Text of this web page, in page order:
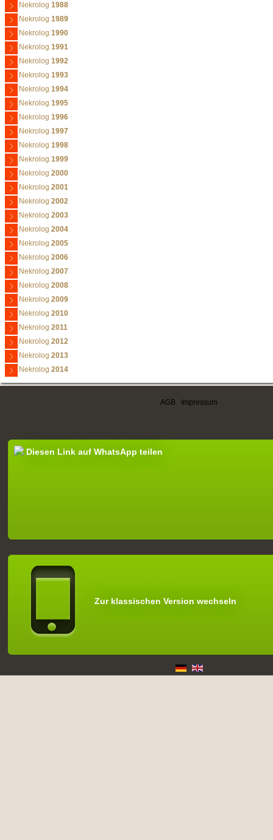
Nekrolog 1988
Nekrolog 1989
Nekrolog 1990
Nekrolog 1991
Nekrolog 1992
Nekrolog 1993
Nekrolog 1994
Nekrolog 1995
Nekrolog 1996
Nekrolog 1997
Nekrolog 1998
Nekrolog 1999
Nekrolog 2000
Nekrolog 2001
Nekrolog 2002
Nekrolog 2003
Nekrolog 2004
Nekrolog 2005
Nekrolog 2006
Nekrolog 2007
Nekrolog 2008
Nekrolog 2009
Nekrolog 2010
Nekrolog 2011
Nekrolog 2012
Nekrolog 2013
Nekrolog 2014
AGB Impressum
Diesen Link auf WhatsApp teilen
Zur klassischen Version wechseln